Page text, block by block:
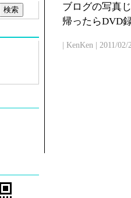
ブログの写真
帰ったらDVD
| KenKen | 2011/